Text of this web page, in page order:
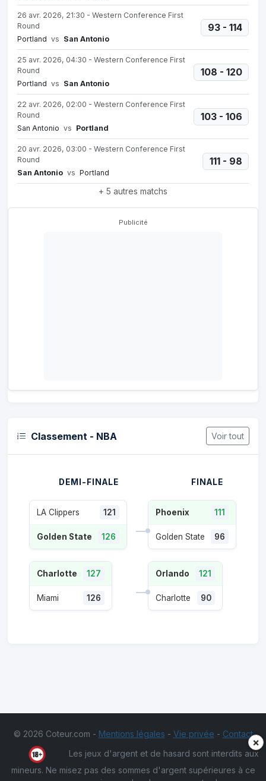
26 avr. 2026, 21:30 - Western Conference First
Round
Portland vs San Antonio
93 - 114
25 avr. 2026, 04:30 - Western Conference First
Round
Portland vs San Antonio
108 - 120
22 avr. 2026, 02:00 - Western Conference First
Round
San Antonio vs Portland
103 - 106
20 avr. 2026, 03:00 - Western Conference First
Round
San Antonio vs Portland
111 - 98
+ 5 autres matchs
Publicité
Classement - NBA Voir tout
DEMI-FINALE
LA Clippers 121
Golden State 126
Charlotte 127
Miami 126
FINALE
Phoenix 111
Golden State 96
Orlando 121
Charlotte 90
© 2026 Coteur.com - Mentions légales - Vie privée - Contact
Les jeux d'argent et de hasard sont interdits aux
mineurs. Ne misez pas des sommes d'argent supérieures à ce
×